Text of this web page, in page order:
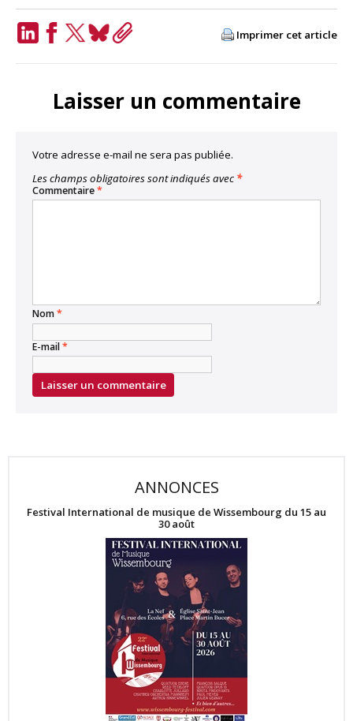
Imprimer cet article
Laisser un commentaire
Votre adresse e-mail ne sera pas publiée.
Les champs obligatoires sont indiqués avec *
Commentaire*
Nom*
E-mail*
ANNONCES
Festival International de musique de Wissembourg du 15 au
30 août